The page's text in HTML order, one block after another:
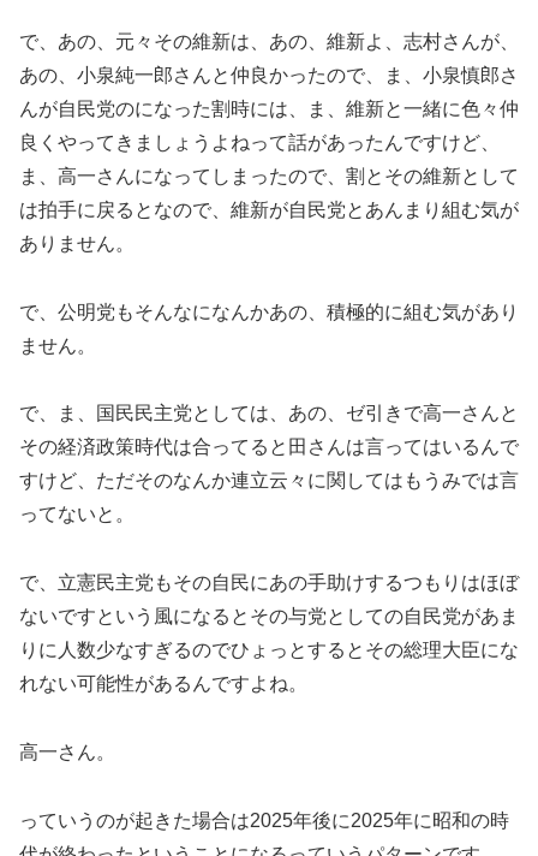
で、あの、元々その維新は、あの、維新よ、志村さんが、
あの、小泉純一郎さんと仲良かったので、ま、小泉慎郎さ
んが自民党のになった割時には、ま、維新と一緒に色々仲
良くやってきましょうよねって話があったんですけど、
ま、高一さんになってしまったので、割とその維新として
は拍手に戻るとなので、維新が自民党とあんまり組む気が
ありません。
で、公明党もそんなになんかあの、積極的に組む気があり
ません。
で、ま、国民民主党としては、あの、ゼ引きで高一さんと
その経済政策時代は合ってると田さんは言ってはいるんで
すけど、ただそのなんか連立云々に関してはもうみでは言
ってないと。
で、立憲民主党もその自民にあの手助けするつもりはほぼ
ないですという風になるとその与党としての自民党があま
りに人数少なすぎるのでひょっとするとその総理大臣にな
れない可能性があるんですよね。
高一さん。
っていうのが起きた場合は2025年後に2025年に昭和の時